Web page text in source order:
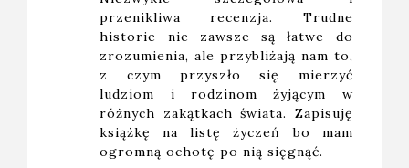
przenikliwa recenzja. Trudne
historie nie zawsze są łatwe do
zrozumienia, ale przybliżają nam to,
z czym przyszło się mierzyć
ludziom i rodzinom żyjącym w
różnych zakątkach świata. Zapisuję
książkę na listę życzeń bo mam
ogromną ochotę po nią sięgnąć.